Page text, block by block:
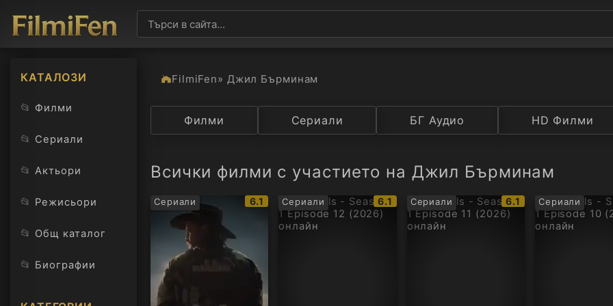
КАТАЛОЗИ
📂 Филми
📂 Сериали
📂 Актьори
📂 Режисьори
📂 Общ каталог
📂 Биографии
FilmiFen» Джил Бърминам
Категория Държава Рейтинг
Филми Сериали БГ Аудио HD Филми
Всички филми с участието на Джил Бърминам
Сериали
IMDb
рейтинг:
6.1 Сериали
IMDb
рейтинг:
6.1 Сериали
IMDb
рейтинг:
6.1 Сериали